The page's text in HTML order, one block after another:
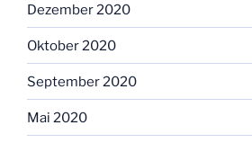
Dezember 2020
Oktober 2020
September 2020
Mai 2020